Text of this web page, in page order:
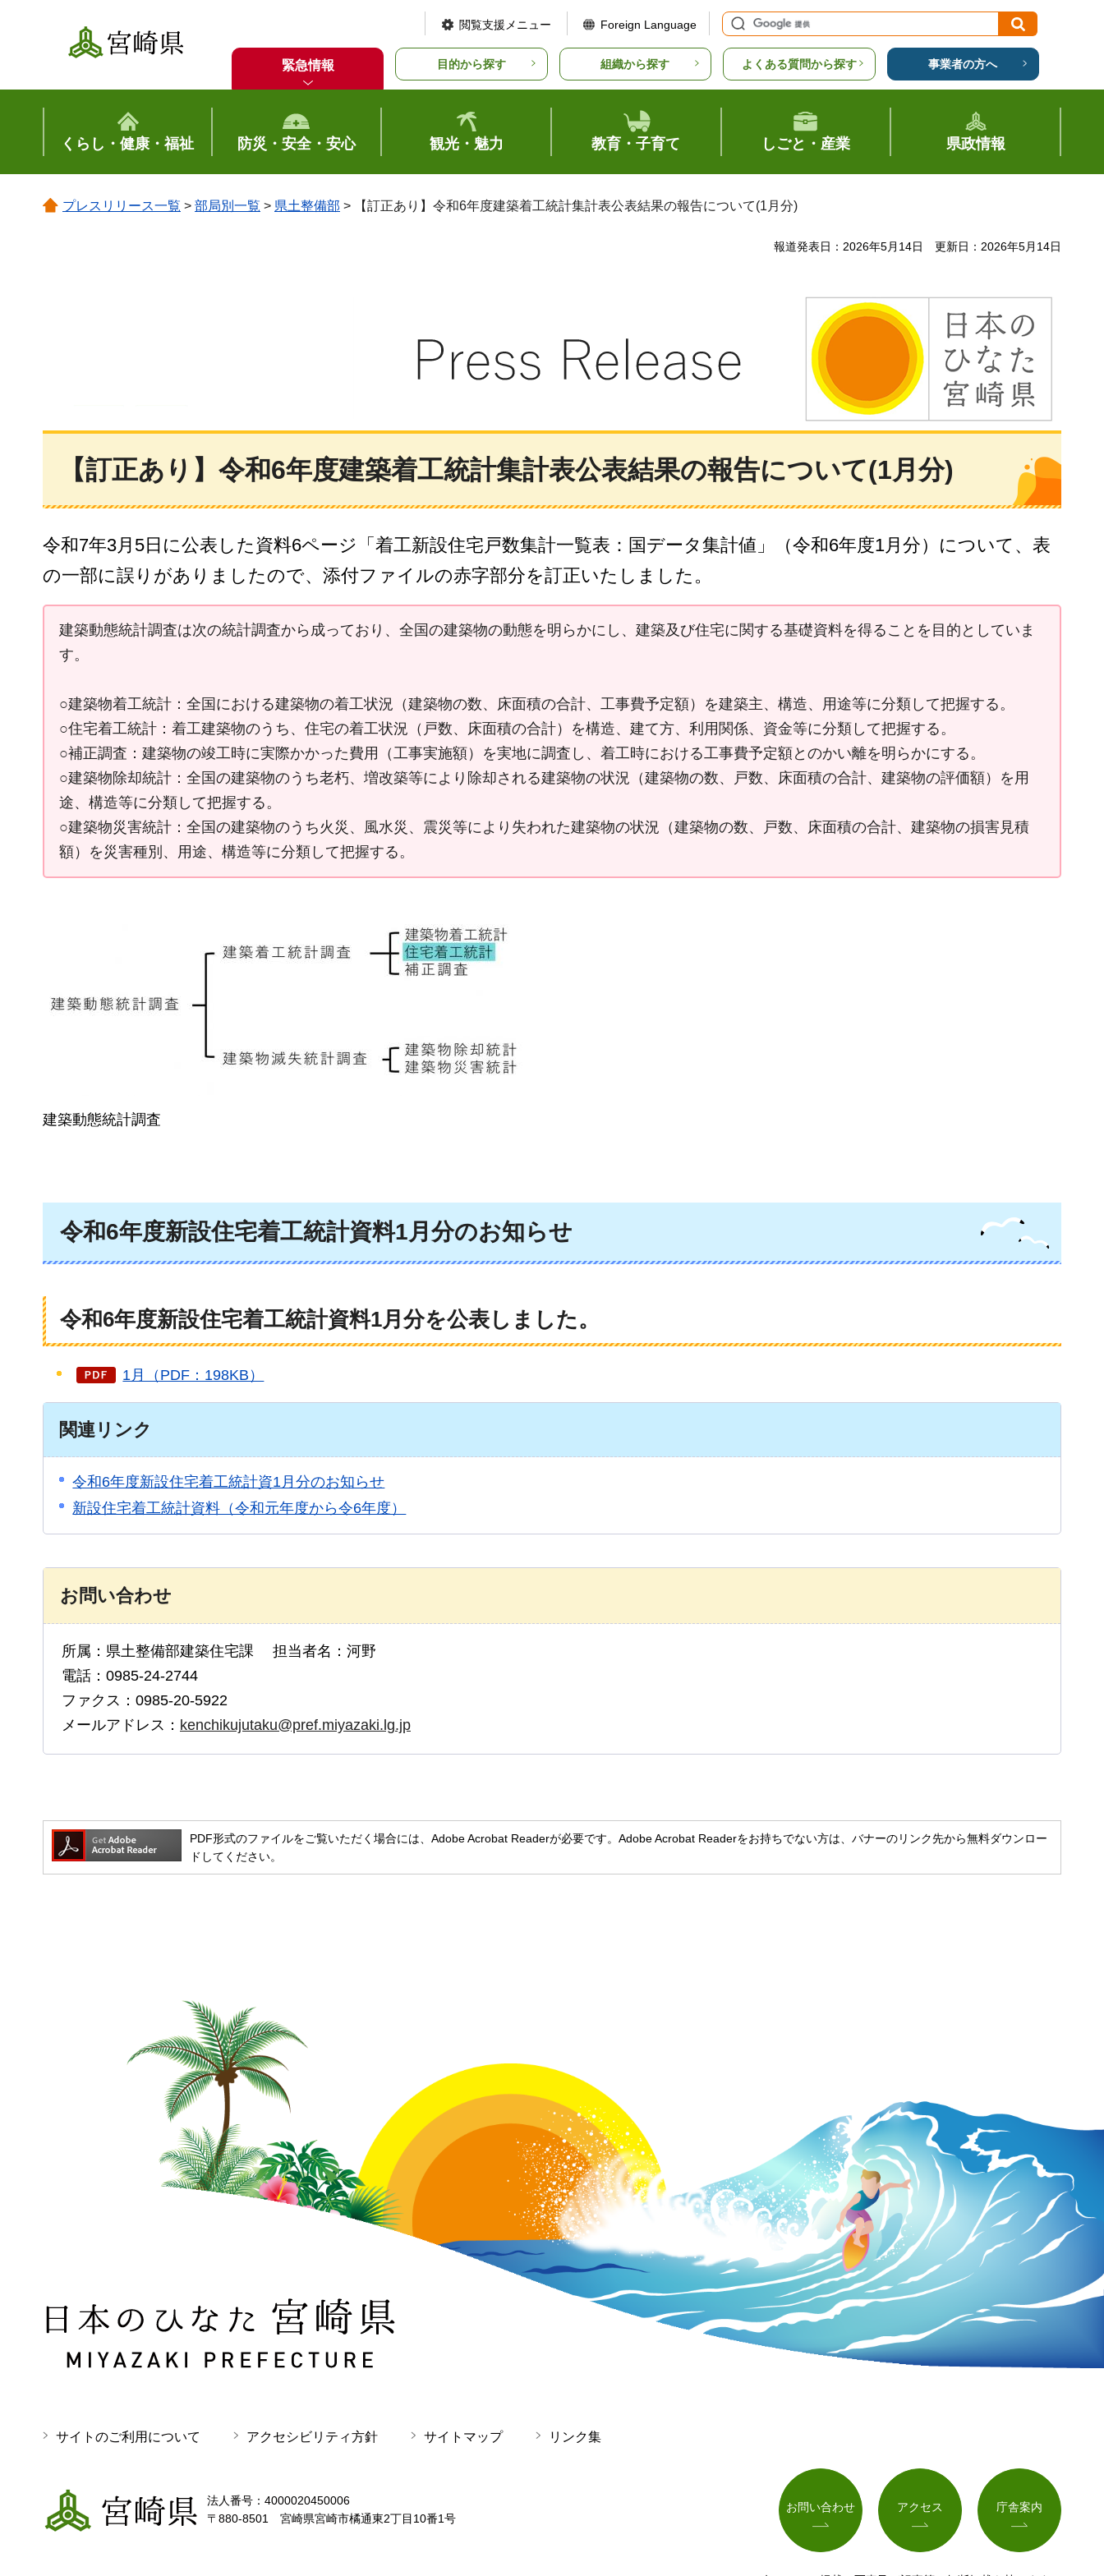
宮崎県
閲覧支援メニュー Foreign Language
緊急情報 目的から探す 組織から探す よくある質問から探す 事業者の方へ
くらし・健康・福祉 防災・安全・安心 観光・魅力 教育・子育て しごと・産業 県政情報
プレスリリース一覧 > 部局別一覧 > 県土整備部 > 【訂正あり】令和6年度建築着工統計集計表公表結果の報告について(1月分)
報道発表日：2026年5月14日 更新日：2026年5月14日
【訂正あり】令和6年度建築着工統計集計表公表結果の報告について(1月分)
令和7年3月5日に公表した資料6ページ「着工新設住宅戸数集計一覧表：国データ集計値」（令和6年度1月分）について、表
の一部に誤りがありましたので、添付ファイルの赤字部分を訂正いたしました。
建築動態統計調査は次の統計調査から成っており、全国の建築物の動態を明らかにし、建築及び住宅に関する基礎資料を得ることを目的としていま
す。
○建築物着工統計：全国における建築物の着工状況（建築物の数、床面積の合計、工事費予定額）を建築主、構造、用途等に分類して把握する。
○住宅着工統計：着工建築物のうち、住宅の着工状況（戸数、床面積の合計）を構造、建て方、利用関係、資金等に分類して把握する。
○補正調査：建築物の竣工時に実際かかった費用（工事実施額）を実地に調査し、着工時における工事費予定額とのかい離を明らかにする。
○建築物除却統計：全国の建築物のうち老朽、増改築等により除却される建築物の状況（建築物の数、戸数、床面積の合計、建築物の評価額）を用
途、構造等に分類して把握する。
○建築物災害統計：全国の建築物のうち火災、風水災、震災等により失われた建築物の状況（建築物の数、戸数、床面積の合計、建築物の損害見積
額）を災害種別、用途、構造等に分類して把握する。
建築動態統計調査
令和6年度新設住宅着工統計資料1月分のお知らせ
令和6年度新設住宅着工統計資料1月分を公表しました。
1月（PDF：198KB）
関連リンク
令和6年度新設住宅着工統計資1月分のお知らせ
新設住宅着工統計資料（令和元年度から令6年度）
お問い合わせ
所属：県土整備部建築住宅課 担当者名：河野
電話：0985-24-2744
ファクス：0985-20-5922
メールアドレス： kenchikujutaku@pref.miyazaki.lg.jp
PDF形式のファイルをご覧いただく場合には、Adobe Acrobat Readerが必要です。Adobe Acrobat Readerをお持ちでない方は、バナーのリンク先から無料ダウンロー
ドしてください。
日本のひなた 宮崎県 MIYAZAKI PREFECTURE
サイトのご利用について アクセシビリティ方針 サイトマップ リンク集
宮崎県
法人番号：4000020450006
〒880-8501 宮崎県宮崎市橘通東2丁目10番1号
お問い合わせ アクセス 庁舎案内